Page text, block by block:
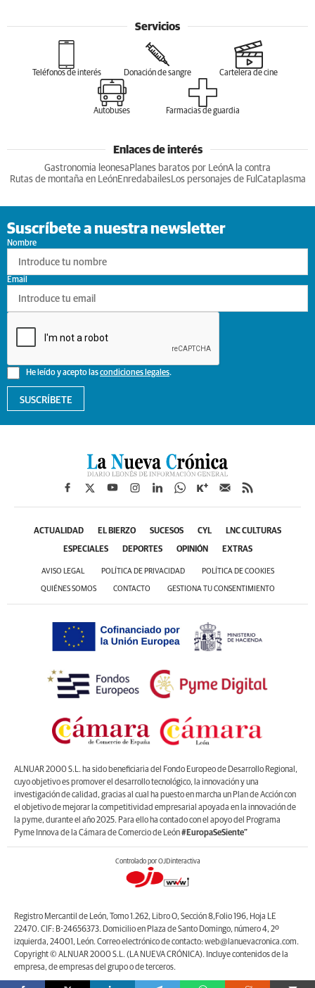
Servicios
Teléfonos de interés Donación de sangre Cartelera de cine
Autobuses Farmacias de guardia
Enlaces de interés
Gastronomia leonesa Planes baratos por LeónA la contra
Rutas de montaña en LeónEnredabailesLos personajes de Ful Cataplasma
Suscríbete a nuestra newsletter
Nombre
He leído y acepto lascondiciones legales.
Email
SUSCRÍBETE
ACTUALIDAD EL BIERZO SUCESOS CYL LNC CULTURAS
ESPECIALES DEPORTES OPINIÓN EXTRAS
AVISO LEGAL POLÍTICA DE PRIVACIDAD POLÍTICA DE COOKIES
QUIÉNES SOMOS CONTACTO GESTIONA TU CONSENTIMIENTO
ALNUAR 2000 S.L. ha sido beneficiaria del Fondo Europeo de Desarrollo Regional,
cuyo objetivo es promover el desarrollo tecnológico, la innovación y una
investigación de calidad, gracias al cual ha puesto en marcha un Plan de Acción con
el objetivo de mejorar la competitividad empresarial apoyada en la innovación de
la pyme, durante el año 2025. Para ello ha contado con el apoyo del Programa
Pyme Innova de la Cámara de Comercio de León#EuropaSeSiente”
Controlado por OJDinteractiva
Registro Mercantil de León, Tomo 1.262, Libro O, Sección 8,Folio 196, Hoja LE
22470. CIF: B-24656373. Domicilio en Plaza de Santo Domingo, número 4, 2º
izquierda, 24001, León. Correo electrónico de contacto: web@lanuevacronica.com.
Copyright © ALNUAR 2000 S.L. (LA NUEVA CRÓNICA). Incluye contenidos de la
empresa, de empresas del grupo o de terceros.